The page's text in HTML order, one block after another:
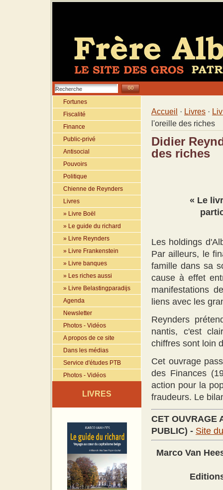
Fortunes
Fiscalité
Finance
Public-privé
Antisocial
Pouvoirs
Politique
Chienne de Reynders
Livres
» Livre Boël
» Le guide du richard
» Livre Reynders
» Livre Frankenstein
» Livre banques
» Les riches aussi
» Livre Belastingparadijs
Agenda
Newsletter
Photos - Vidéos
A propos de ce site
Dans les médias
Service d'études PTB
Photos - Vidéos
LIVRES
Accueil · Livres ·
l'oreille des riches
Didier
des riches
« Le
Les holdings
Par ailleurs, le
famille dans sa
cause à effet
manifestations
liens avec les
Reynders
nantis, c'est
chiffres sont loin
Cet ouvrage
des Finances
action pour la
fraudeurs. Le
CET OUVRAGE
PUBLIC) - Site
Marco Van